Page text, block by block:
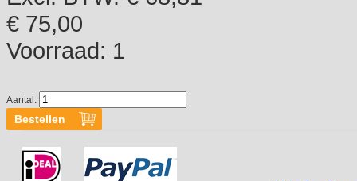
€ 75,00
Voorraad: 1
Aantal: